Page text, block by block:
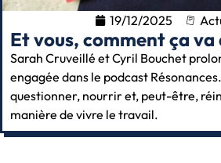
19/12/2025
Et vous, comment ça
Sarah Cruveillé et Cyril Bouchet
engagée dans le podcast
questionner, nourrir et, peut-être,
manière de vivre le travail.